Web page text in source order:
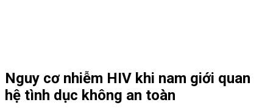
Nguy cơ nhiễm HIV khi nam giới quan
hệ tình dục không an toàn